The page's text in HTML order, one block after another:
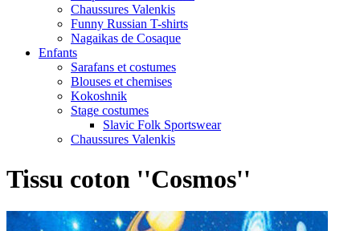
Chaussures Valenkis
Funny Russian T-shirts
Nagaikas de Cosaque
Enfants
Sarafans et costumes
Blouses et chemises
Kokoshnik
Stage costumes
Slavic Folk Sportswear
Chaussures Valenkis
Tissu coton ''Cosmos''